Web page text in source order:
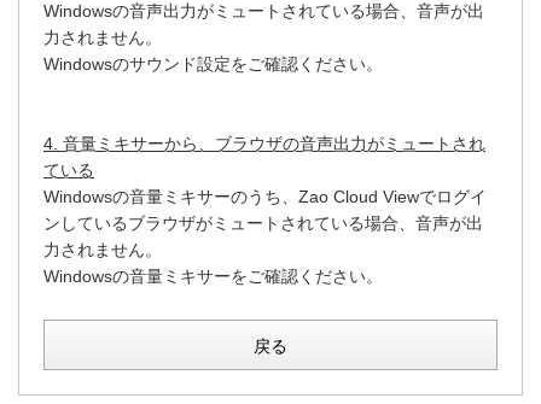
Windowsの音声出力がミュートされている場合、音声が出
力されません。
Windowsのサウンド設定をご確認ください。
4. 音量ミキサーから、ブラウザの音声出力がミュートされ
ている
Windowsの音量ミキサーのうち、Zao Cloud Viewでログイ
ンしているブラウザがミュートされている場合、音声が出
力されません。
Windowsの音量ミキサーをご確認ください。
戻る